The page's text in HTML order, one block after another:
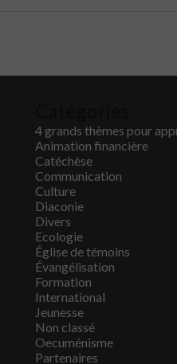
4 grands thèmes pour
Animation financière
Catéchèse
Communication
Culture
Diaconie
Divers
Ecologie
Église de témoins
Évangélisation
Formation
International
Jeunesse
Non classé
Oecuménisme
Partenaires